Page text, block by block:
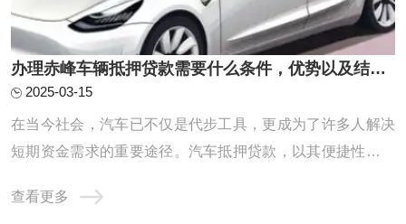
办理赤峰车辆抵押贷款需要什么条件，优势以及结清手续?
2025-03-15
在当今社会，汽车已不仅是代步工具，更成为了许多人解决
短期资金需求的重要途径。汽车抵押贷款，以其便捷性和灵
抵押贷款，究竟需要准备哪些手续，又需满足哪些条件呢？
查看更多